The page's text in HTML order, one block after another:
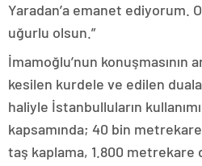
Yaradan’a emanet ediyorum.
uğurlu olsun.”
İmamoğlu’nun konuşmasının
kesilen kurdele ve edilen
haliyle İstanbulluların
kapsamında; 40 bin
taş kaplama, 1.800